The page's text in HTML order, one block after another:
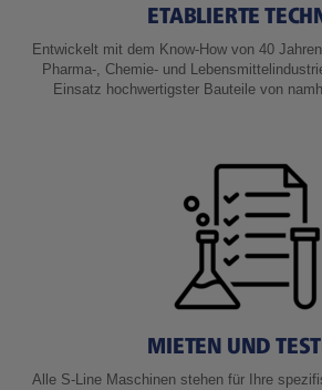
ETABLIERTE
Entwickelt mit dem Know-How von 40
Pharma-, Chemie- und
Einsatz hochwertigster Bauteile von
MIETEN UND
Alle S-Line Maschinen stehen für Ihre